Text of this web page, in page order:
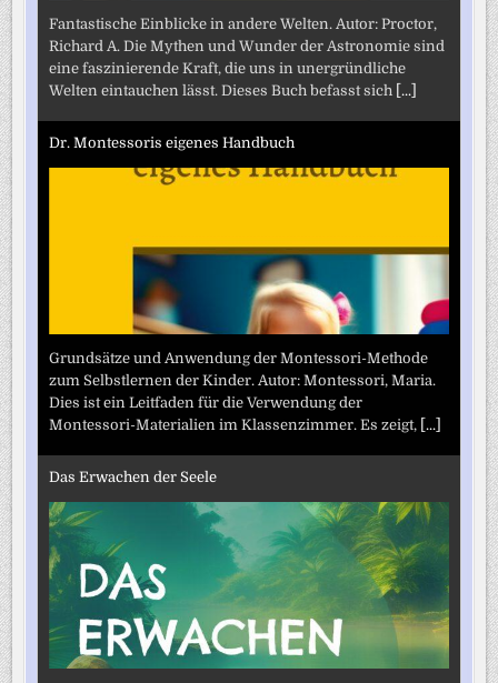
Fantastische Einblicke in andere Welten. Autor: Proctor,
Richard A. Die Mythen und Wunder der Astronomie sind
eine faszinierende Kraft, die uns in unergründliche
Welten eintauchen lässt. Dieses Buch befasst sich [...]
Dr. Montessoris eigenes Handbuch
Grundsätze und Anwendung der Montessori-Methode
zum Selbstlernen der Kinder. Autor: Montessori, Maria.
Dies ist ein Leitfaden für die Verwendung der
Montessori-Materialien im Klassenzimmer. Es zeigt, [...]
Das Erwachen der Seele